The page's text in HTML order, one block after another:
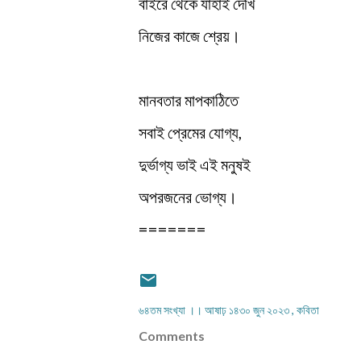
নিজের কাজে শ্রেয়।
মানবতার মাপকাঠিতে
সবাই প্রেমের যোগ্য,
দুর্ভাগ্য ভাই এই মনুষই
অপরজনের ভোগ্য।
=======
৬৪তম সংখ্যা ।। আষাঢ় ১৪৩০ জুন ২০২৩ কবিতা
Comments